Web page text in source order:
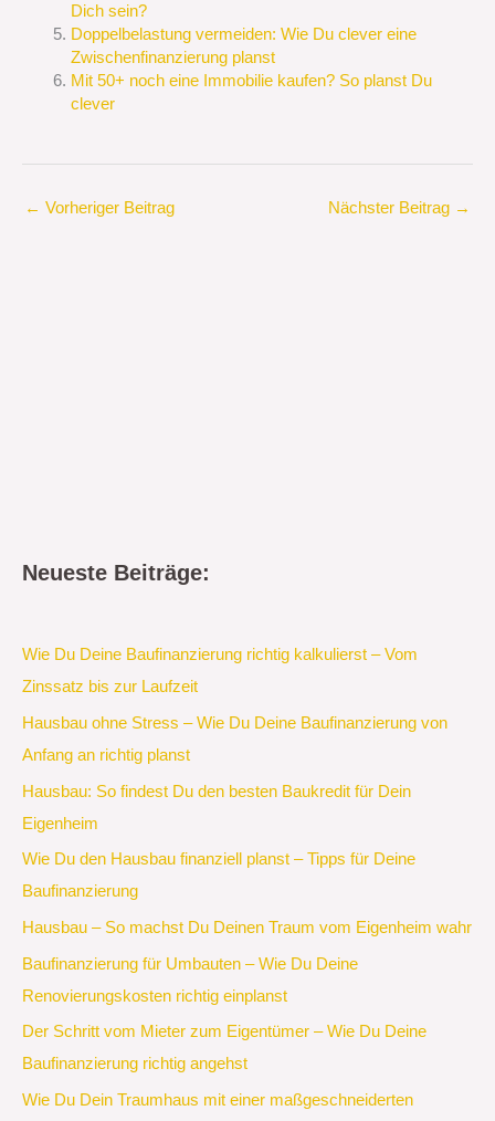
Dich sein?
Doppelbelastung vermeiden: Wie Du clever eine
Zwischenfinanzierung planst
Mit 50+ noch eine Immobilie kaufen? So planst Du
clever
← Vorheriger Beitrag Nächster Beitrag →
Neueste Beiträge:
Wie Du Deine Baufinanzierung richtig kalkulierst – Vom
Zinssatz bis zur Laufzeit
Hausbau ohne Stress – Wie Du Deine Baufinanzierung von
Anfang an richtig planst
Hausbau: So findest Du den besten Baukredit für Dein
Eigenheim
Wie Du den Hausbau finanziell planst – Tipps für Deine
Baufinanzierung
Hausbau – So machst Du Deinen Traum vom Eigenheim wahr
Baufinanzierung für Umbauten – Wie Du Deine
Renovierungskosten richtig einplanst
Der Schritt vom Mieter zum Eigentümer – Wie Du Deine
Baufinanzierung richtig angehst
Wie Du Dein Traumhaus mit einer maßgeschneiderten